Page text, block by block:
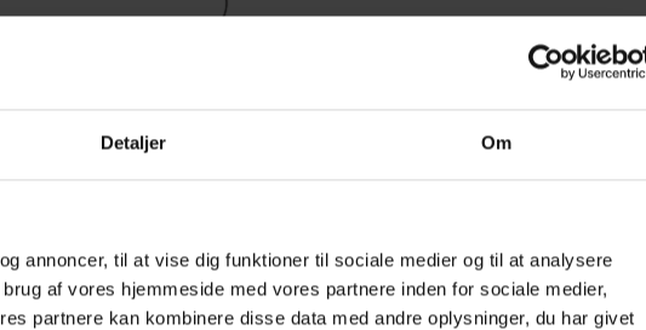
Detaljer Om
annoncer, til at vise dig funktioner til sociale medier og til at analysere
af vores hjemmeside med vores partnere inden for sociale medier,
partnere kan kombinere disse data med andre oplysninger, du har givet
DOBBELTVÆRELSE MED
2 separate senge, bord og stol, 2
lænestole, fladskærms-tv, eget
Læs mere